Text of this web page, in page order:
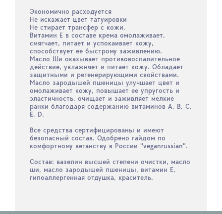
Экономично расходуется
Не искажает цвет татуировки
Не стирает трансфер с кожи.
Витамин Е в составе крема омолаживает,
смягчает, питает и успокаивает кожу,
способствует ее быстрому заживлению.
Масло Ши оказывает противовоспалительное
действие, увлажняет и питает кожу. Обладает
защитными и регенерирующими свойствами.
Масло зародышей пшеницы улучшает цвет и
омолаживает кожу, повышает ее упругость и
эластичность, очищает и заживляет мелкие
ранки благодаря содержанию витаминов А, В, С,
Е, D.
Все средства сертифицированы и имеют
безопасный состав. Одобрено гайдом по
комфортному веганству в России "veganrussian".
Состав: вазелин высшей степени очистки, масло
ши, масло зародышей пшеницы, витамин Е,
гипоаллергенная отдушка, краситель.